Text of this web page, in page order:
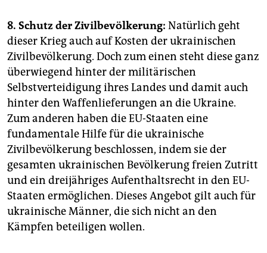
8. Schutz der Zivilbevölkerung: Natürlich geht
dieser Krieg auch auf Kosten der ukrainischen
Zivilbevölkerung. Doch zum einen steht diese ganz
überwiegend hinter der militärischen
Selbstverteidigung ihres Landes und damit auch
hinter den Waffenlieferungen an die Ukraine.
Zum anderen haben die EU-Staaten eine
fundamentale Hilfe für die ukrainische
Zivilbevölkerung beschlossen, indem sie der
gesamten ukrainischen Bevölkerung freien Zutritt
und ein dreijähriges Aufenthaltsrecht in den EU-
Staaten ermöglichen. Dieses Angebot gilt auch für
ukrainische Männer, die sich nicht an den
Kämpfen beteiligen wollen.